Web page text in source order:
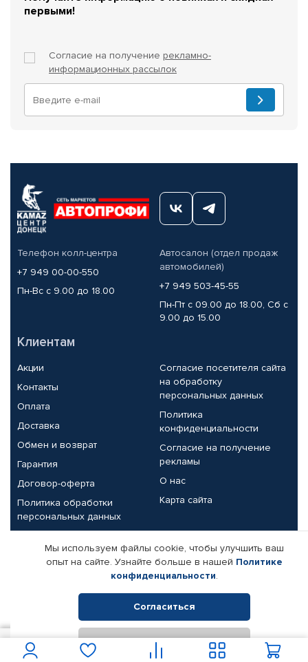
первыми!
Согласие на получение рекламно-
информационных рассылок
Телефон колл-центра
+7 949 00-00-550
Пн-Вс с 9.00 до 18.00
Автосалон (отдел продаж
автомобилей)
+7 949 503-45-55
Пн-Пт с 09.00 до 18.00, Сб с
9.00 до 15.00
Клиентам
Акции
Контакты
Оплата
Доставка
Обмен и возврат
Гарантия
Договор-оферта
Политика обработки
персональных данных
Согласие посетителя сайта
на обработку
персональных данных
Политика
конфиденциальности
Согласие на получение
рекламы
О нас
Карта сайта
Партнерам
Корпоративным клиентам
Поставщикам
Реквизиты компании
© КАМАЗ ЦЕНТР ДОНЕЦК, 2015-2026. Все права защищены.
Интернет-магазин автомобильных товаров Автопрофи.
Мы используем файлы cookie, чтобы улучшить ваш
опыт на сайте. Узнайте больше в нашей Политике
конфиденциальности.
Согласиться
Отклонить
В корзину